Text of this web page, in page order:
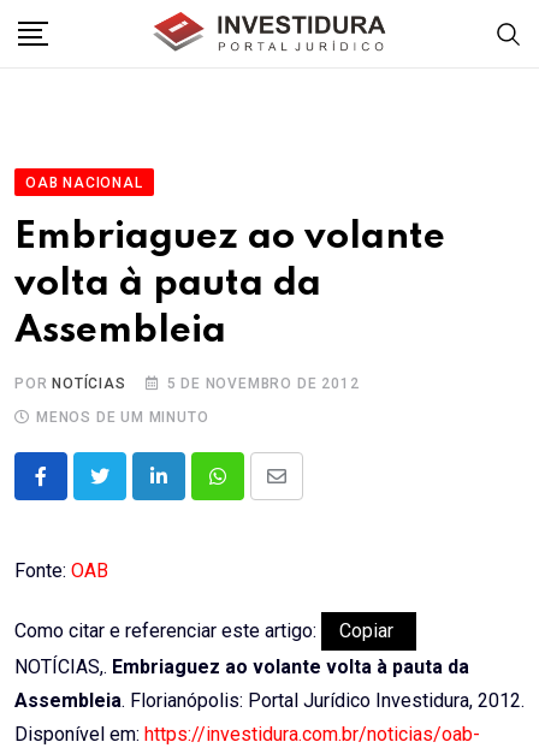
OAB NACIONAL
Embriaguez ao volante
volta à pauta da
Assembleia
POR NOTÍCIAS
5 DE NOVEMBRO DE 2012
MENOS DE UM MINUTO
LinkedInWhatsappShare
Fonte: OAB
Como citar e referenciar este artigo:
Copiar
NOTÍCIAS,. Embriaguez ao volante volta à pauta da
Assembleia. Florianópolis: Portal Jurídico Investidura, 2012.
Disponível em: https://investidura.com.br/noticias/oab-